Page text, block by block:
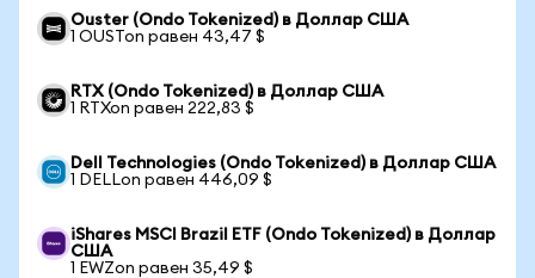
Ouster (Ondo Tokenized) в Доллар США
1 OUSTon равен 43,47 $
RTX (Ondo Tokenized) в Доллар США
1 RTXon равен 222,83 $
Dell Technologies (Ondo Tokenized) в Доллар США
1 DELLon равен 446,09 $
iShares MSCI Brazil ETF (Ondo Tokenized) в Доллар
США
1 EWZon равен 35,49 $